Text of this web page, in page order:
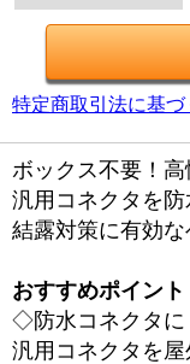
特定商取引法に基
ボックス不要！高
汎用コネクタを
結露対策に有効
おすすめポイント
◇防水コネクタに
汎用コネクタを